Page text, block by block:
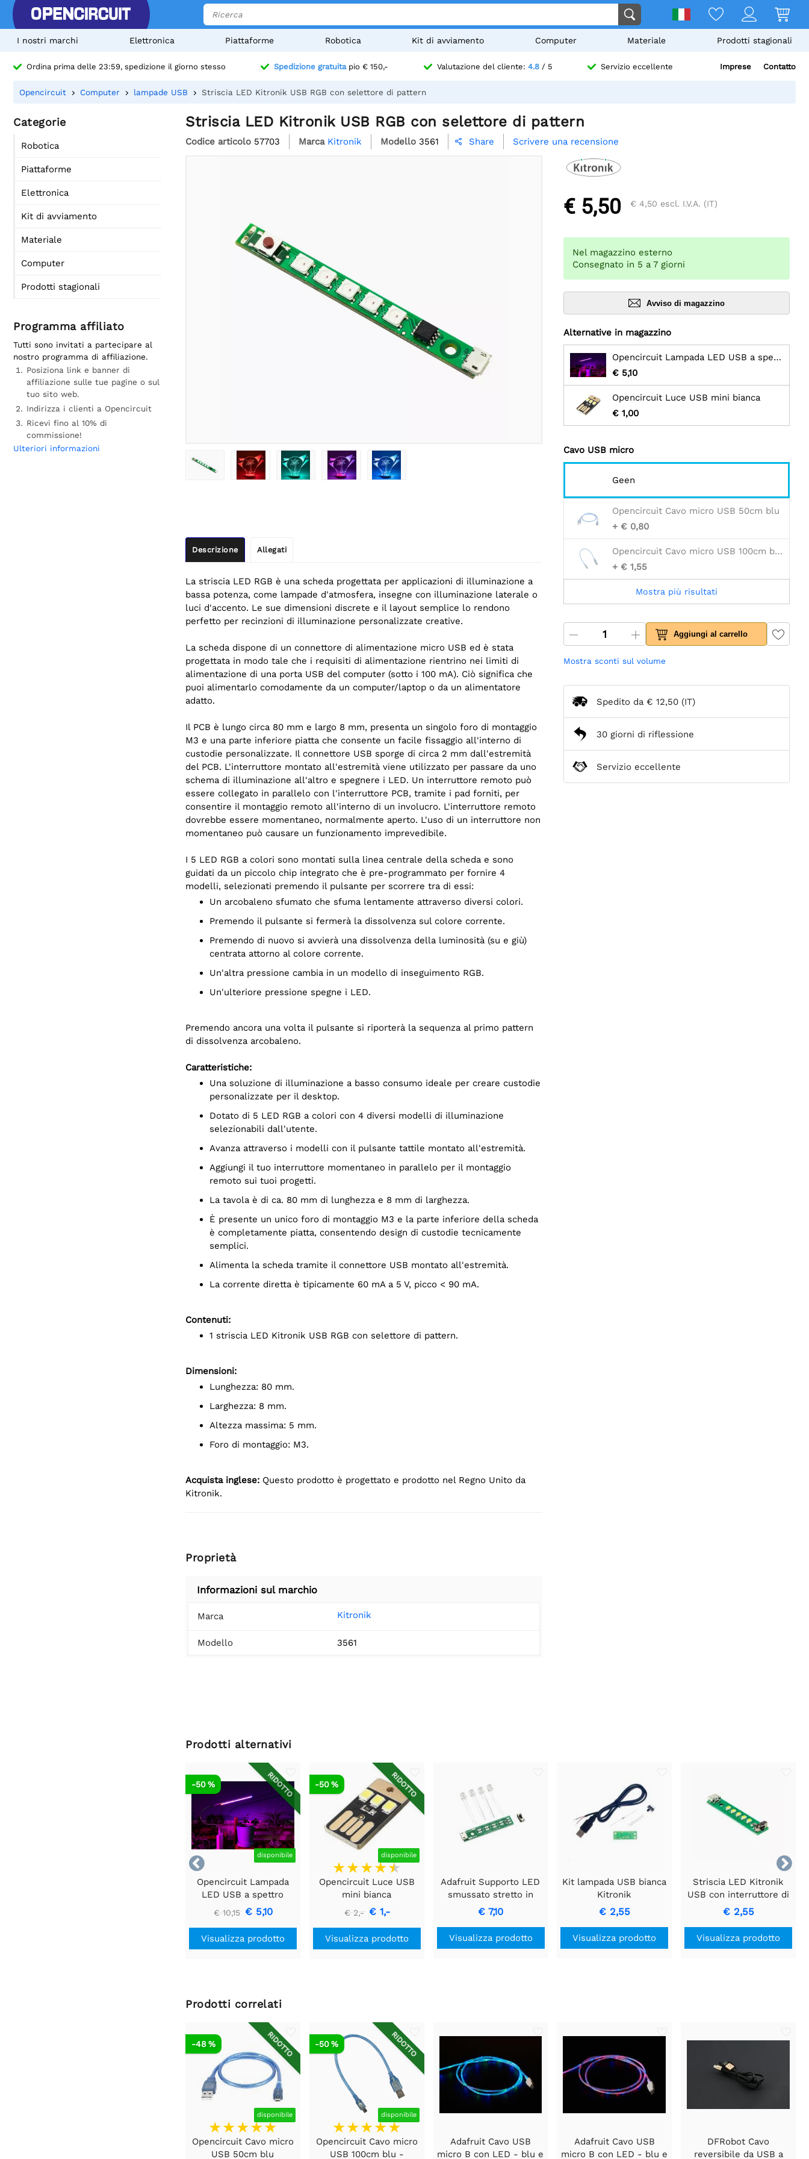
I nostri marchi Elettronica Piattaforme Robotica Kit di avviamento Computer Materiale Prodotti stagionali
Ordina prima delle 23:59, spedizione il giorno stesso Spedizione gratuitapio € 150,- Valutazione del cliente: 4.8/ 5 Servizio eccellente Imprese Contatto
Opencircuit Computer lampade USB Striscia LED Kitronik USB RGB con selettore di pattern
Categorie
Robotica
Piattaforme
Elettronica
Kit di avviamento
Materiale
Computer
Prodotti stagionali
Programma affiliato
Tutti sono invitati a partecipare al
nostro programma di affiliazione.
Posiziona link e banner di
affiliazione sulle tue pagine o sul
tuo sito web.
Indirizza i clienti a Opencircuit
Ricevi fino al 10% di
commissione!
Ulteriori informazioni
Striscia LED Kitronik USB RGB con selettore di pattern
Codice articolo 57703 Marca Kitronik Modello 3561  Share Scrivere una recensione
Descrizione Allegati
La striscia LED RGB è una scheda progettata per applicazioni di illuminazione a
bassa potenza, come lampade d'atmosfera, insegne con illuminazione laterale o
luci d'accento. Le sue dimensioni discrete e il layout semplice lo rendono
perfetto per recinzioni di illuminazione personalizzate creative.
La scheda dispone di un connettore di alimentazione micro USB ed è stata
progettata in modo tale che i requisiti di alimentazione rientrino nei limiti di
alimentazione di una porta USB del computer (sotto i 100 mA). Ciò significa che
puoi alimentarlo comodamente da un computer/laptop o da un alimentatore
adatto.
Il PCB è lungo circa 80 mm e largo 8 mm, presenta un singolo foro di montaggio
M3 e una parte inferiore piatta che consente un facile fissaggio all'interno di
custodie personalizzate. Il connettore USB sporge di circa 2 mm dall'estremità
del PCB. L'interruttore montato all'estremità viene utilizzato per passare da uno
schema di illuminazione all'altro e spegnere i LED. Un interruttore remoto può
essere collegato in parallelo con l'interruttore PCB, tramite i pad forniti, per
consentire il montaggio remoto all'interno di un involucro. L'interruttore remoto
dovrebbe essere momentaneo, normalmente aperto. L'uso di un interruttore non
momentaneo può causare un funzionamento imprevedibile.
I 5 LED RGB a colori sono montati sulla linea centrale della scheda e sono
guidati da un piccolo chip integrato che è pre-programmato per fornire 4
modelli, selezionati premendo il pulsante per scorrere tra di essi:
Un arcobaleno sfumato che sfuma lentamente attraverso diversi colori.
Premendo il pulsante si fermerà la dissolvenza sul colore corrente.
Premendo di nuovo si avvierà una dissolvenza della luminosità (su e giù)
centrata attorno al colore corrente.
Un'altra pressione cambia in un modello di inseguimento RGB.
Un'ulteriore pressione spegne i LED.
Premendo ancora una volta il pulsante si riporterà la sequenza al primo pattern
di dissolvenza arcobaleno.
Caratteristiche:
Una soluzione di illuminazione a basso consumo ideale per creare custodie
personalizzate per il desktop.
Dotato di 5 LED RGB a colori con 4 diversi modelli di illuminazione
selezionabili dall'utente.
Avanza attraverso i modelli con il pulsante tattile montato all'estremità.
Aggiungi il tuo interruttore momentaneo in parallelo per il montaggio
remoto sui tuoi progetti.
La tavola è di ca. 80 mm di lunghezza e 8 mm di larghezza.
È presente un unico foro di montaggio M3 e la parte inferiore della scheda
è completamente piatta, consentendo design di custodie tecnicamente
semplici.
Alimenta la scheda tramite il connettore USB montato all'estremità.
La corrente diretta è tipicamente 60 mA a 5 V, picco < 90 mA.
Contenuti:
1 striscia LED Kitronik USB RGB con selettore di pattern.
Dimensioni:
Lunghezza: 80 mm.
Larghezza: 8 mm.
Altezza massima: 5 mm.
Foro di montaggio: M3.
Acquista inglese: Questo prodotto è progettato e prodotto nel Regno Unito da
Kitronik.
Proprietà
Informazioni sul marchio
Marca Kitronik
Modello 3561
€ 5,50 € 4,50 escl. I.V.A. (IT)
Nel magazzino esterno
Consegnato in 5 a 7 giorni
Avviso di magazzino
Alternative in magazzino
Opencircuit Lampada LED USB a spettro completo da 5 W per la coltivazione di piante
€ 5,10
Opencircuit Luce USB mini bianca
€ 1,00
Cavo USB micro
Geen
Opencircuit Cavo micro USB 50cm blu
+ € 0,80
Opencircuit Cavo micro USB 100cm blu - 30AWG
+ € 1,55
Mostra più risultati
Aggiungi al carrello
Mostra sconti sul volume
Spedito da € 12,50 (IT)
30 giorni di riflessione
Servizio eccellente
Prodotti alternativi


RIDOTTO
disponibile
-50 %
Opencircuit Lampada
LED USB a spettro
completo da 5 W per la
coltivazione di piante
€ 10,15 € 5,10
Visualizza prodotto
RIDOTTO
disponibile
-50 %
Opencircuit Luce USB
mini bianca
€ 2,- € 1,-
Visualizza prodotto
Adafruit Supporto LED
smussato stretto in
metallo cromato da 5
mm - Confezione da 5
€ 7,10
Visualizza prodotto
Kit lampada USB bianca
Kitronik
€ 2,55
Visualizza prodotto
Striscia LED Kitronik
USB con interruttore di
alimentazione
€ 2,55
Visualizza prodotto
Prodotti correlati
RIDOTTO
disponibile
-48 %
Opencircuit Cavo micro
USB 50cm blu
RIDOTTO
disponibile
-50 %
Opencircuit Cavo micro
USB 100cm blu -
Adafruit Cavo USB
micro B con LED - blu e
Adafruit Cavo USB
micro B con LED - blu e
DFRobot Cavo
reversibile da USB a